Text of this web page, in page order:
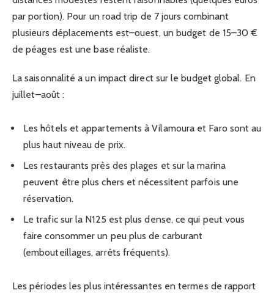
par portion). Pour un road trip de 7 jours combinant
plusieurs déplacements est–ouest, un budget de 15–30 €
de péages est une base réaliste.
La saisonnalité a un impact direct sur le budget global. En
juillet–août :
Les hôtels et appartements à Vilamoura et Faro sont au
plus haut niveau de prix.
Les restaurants près des plages et sur la marina
peuvent être plus chers et nécessitent parfois une
réservation.
Le trafic sur la N125 est plus dense, ce qui peut vous
faire consommer un peu plus de carburant
(embouteillages, arrêts fréquents).
Les périodes les plus intéressantes en termes de rapport